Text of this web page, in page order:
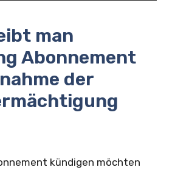
man
Abonnement
der
kündigen möchten